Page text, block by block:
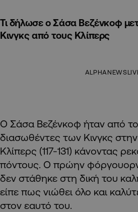
Τι δήλωσε ο Σάσα Βεζένκοφ
Κινγκς από τους Κλίπερς
Ο Σάσα Βεζένκοφ ήταν από
διασωθέντες των Κινγκς
Κλίπερς (117-131) κάνοντας
πόντους. Ο πρώην
δεν στάθηκε στη δική του
είπε πως νιώθει όλο και
στον εαυτό του.